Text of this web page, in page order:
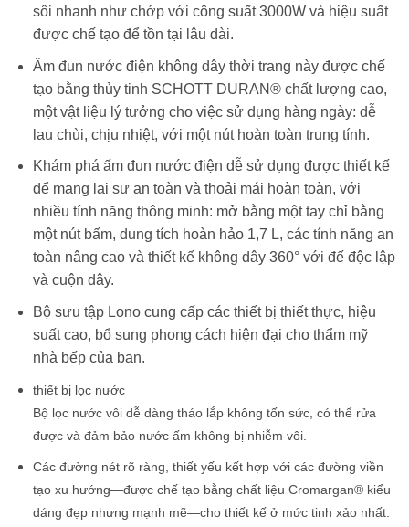
sôi nhanh như chớp với công suất 3000W và hiệu suất
được chế tạo để tồn tại lâu dài.
Ấm đun nước điện không dây thời trang này được chế
tạo bằng thủy tinh SCHOTT DURAN® chất lượng cao,
một vật liệu lý tưởng cho việc sử dụng hàng ngày: dễ
lau chùi, chịu nhiệt, với một nút hoàn toàn trung tính.
Khám phá ấm đun nước điện dễ sử dụng được thiết kế
để mang lại sự an toàn và thoải mái hoàn toàn, với
nhiều tính năng thông minh: mở bằng một tay chỉ bằng
một nút bấm, dung tích hoàn hảo 1,7 L, các tính năng an
toàn nâng cao và thiết kế không dây 360° với đế độc lập
và cuộn dây.
Bộ sưu tập Lono cung cấp các thiết bị thiết thực, hiệu
suất cao, bổ sung phong cách hiện đại cho thẩm mỹ
nhà bếp của bạn.
thiết bị lọc nước
Bộ lọc nước vôi dễ dàng tháo lắp không tốn sức, có thể rửa
được và đảm bảo nước ấm không bị nhiễm vôi.
Các đường nét rõ ràng, thiết yếu kết hợp với các đường viền
tạo xu hướng—được chế tạo bằng chất liệu Cromargan® kiểu
dáng đẹp nhưng mạnh mẽ—cho thiết kế ở mức tinh xảo nhất.